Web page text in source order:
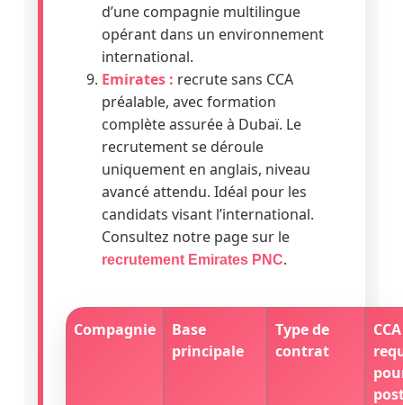
d’une compagnie multilingue
opérant dans un environnement
international.
Emirates : recrute sans CCA
préalable, avec formation
complète assurée à Dubaï. Le
recrutement se déroule
uniquement en anglais, niveau
avancé attendu. Idéal pour les
candidats visant l’international.
Consultez notre page sur le
recrutement Emirates PNC.
Compagnie
Base
principale
Type de
contrat
CCA